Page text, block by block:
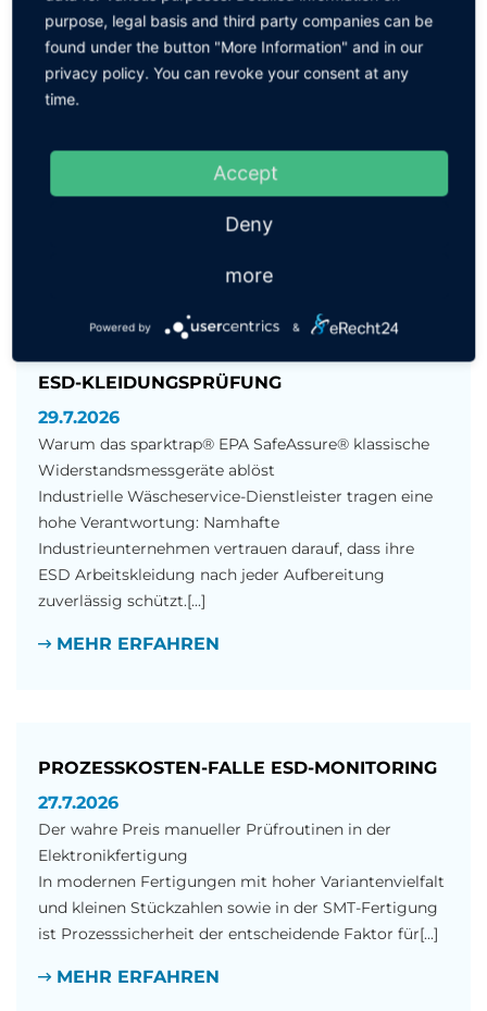
30.7.2026
Stabile Lötprozesse durch präzise Analyse
Qualität im Lötprozess beginnt im Lotbad.
entscheidend für die Zuverlässigkeit elektronischer
Baugruppen. Einer der wichtigsten Einflussfaktoren
ESD-KLEIDUNGSPRÜFUNG
29.7.2026
Warum das sparktrap® EPA SafeAssure® klassische
Widerstandsmessgeräte ablöst
Industrielle Wäscheservice-Dienstleister tragen eine
hohe Verantwortung: Namhafte
Industrieunternehmen vertrauen darauf, dass ihre
ESD Arbeitskleidung nach jeder Aufbereitung
zuverlässig schützt.[...]
MEHR ERFAHREN
PROZESSKOSTEN-FALLE ESD-MONITORING
27.7.2026
Der wahre Preis manueller Prüfroutinen in der
Elektronikfertigung
In modernen Fertigungen mit hoher Variantenvielfalt
und kleinen Stückzahlen sowie in der SMT-Fertigung
ist Prozesssicherheit der entscheidende Faktor für[...]
MEHR ERFAHREN
purpose, legal basis and third party companies can be
found under the button "More Information" and in our
privacy policy. You can revoke your consent at any
time.
Accept
Deny
more
Powered by &